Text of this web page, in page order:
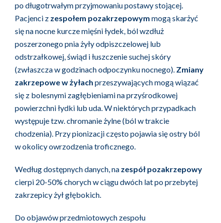
po długotrwałym przyjmowaniu postawy stojącej.
Pacjenci z zespołem pozakrzepowym mogą skarżyć
się na nocne kurcze mięśni łydek, ból wzdłuż
poszerzonego pnia żyły odpiszczelowej lub
odstrzałkowej, świąd i łuszczenie suchej skóry
(zwłaszcza w godzinach odpoczynku nocnego). Zmiany
zakrzepowe w żyłach przeszywających mogą wiązać
się z bolesnymi zagłębieniami na przyśrodkowej
powierzchni łydki lub uda. W niektórych przypadkach
występuje tzw. chromanie żylne (ból w trakcie
chodzenia). Przy pionizacji często pojawia się ostry ból
w okolicy owrzodzenia troficznego.
Według dostępnych danych, na zespół pozakrzepowy
cierpi 20-50% chorych w ciągu dwóch lat po przebytej
zakrzepicy żył głębokich.
Do objawów przedmiotowych zespołu